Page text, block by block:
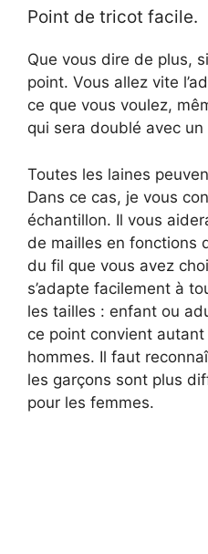
Point de tricot facile.
Que vous dire de plus,
point. Vous allez vite
ce que vous voulez,
qui sera doublé avec un
Toutes les laines
Dans ce cas, je vous
échantillon. Il vous
de mailles en fonctions
du fil que vous avez
s’adapte facilement à
les tailles : enfant ou
ce point convient autant
hommes. Il faut
les garçons sont plus
pour les femmes.